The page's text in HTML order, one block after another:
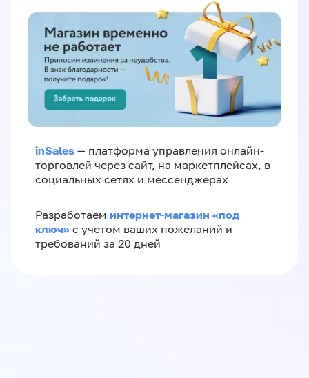
inSales — платформа управления онлайн-
торговлей через сайт, на маркетплейсах, в
социальных сетях и мессенджерах
Разработаем интернет-магазин «‎под
ключ»‎ с учетом ваших пожеланий и
требований за 20 дней